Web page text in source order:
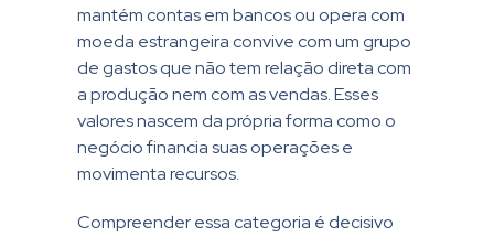
mantém contas em bancos ou opera com
moeda estrangeira convive com um grupo
de gastos que não tem relação direta com
a produção nem com as vendas. Esses
valores nascem da própria forma como o
negócio financia suas operações e
movimenta recursos.
Compreender essa categoria é decisivo